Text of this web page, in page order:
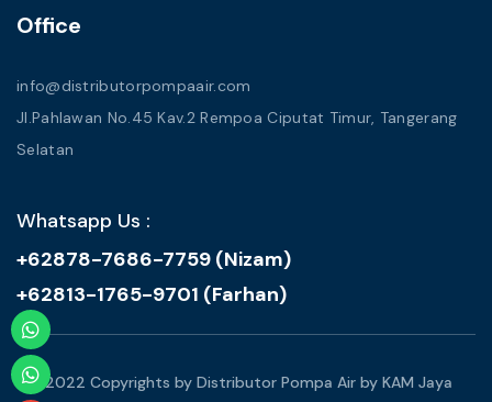
Office
info@distributorpompaair.com
Jl.Pahlawan No.45 Kav.2 Rempoa Ciputat Timur, Tangerang
Selatan
Whatsapp Us :
+62878-7686-7759 (Nizam)
+62813-1765-9701 (Farhan)
© 2022 Copyrights by Distributor Pompa Air by KAM Jaya